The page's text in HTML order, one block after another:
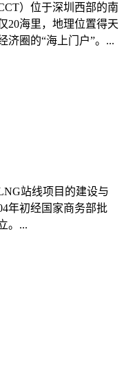
）位于深圳西部的南
20海里，地理位置得天
济圈的“海上门户”。...
站线项目的建设与
年初经国家商务部批
。...